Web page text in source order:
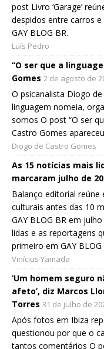
post Livro ‘Garage’
despidos entre carros
GAY BLOG BR.
Luís Pedro
“O ser que a
Gomes 2 de agosto de
O psicanalista Diogo
linguagem nomeia,
somos O post “O ser
Castro Gomes
Diogo de Castro Gomes
As 15 notícias mais
marcaram julho de
Balanço editorial reúne
culturais antes das 10
GAY BLOG BR em
lidas e as reportagens
primeiro em GAY BLOG
Vinícius Yamada
‘Um homem seguro
afeto’, diz Marcos
Torres 31 de julho de
Após fotos em Ibiza
questionou por que o
tantos comentários O